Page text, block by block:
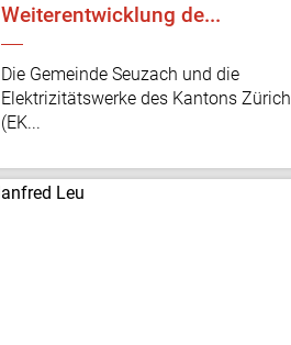
Weiterentwicklung de...
Die Gemeinde Seuzach und die
Elektrizitätswerke des Kantons Zürich
(EK...